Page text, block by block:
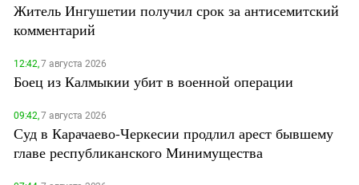
Житель Ингушетии получил срок за антисемитский
комментарий
12:42,7 августа 2026
Боец из Калмыкии убит в военной операции
09:42,7 августа 2026
Суд в Карачаево-Черкесии продлил арест бывшему
главе республиканского Минимущества